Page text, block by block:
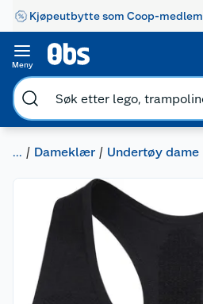
Kjøpeutbytte som Coop-medlem
Meny
... Dameklær Undertøy dame